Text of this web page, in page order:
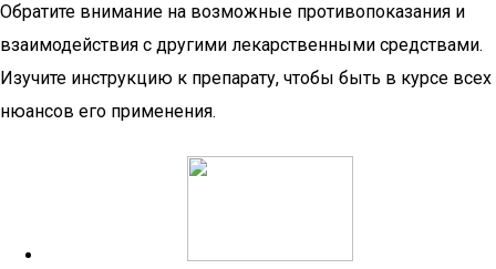
Обратите внимание на возможные противопоказания и
взаимодействия с другими лекарственными средствами.
Изучите инструкцию к препарату, чтобы быть в курсе всех
нюансов его применения.